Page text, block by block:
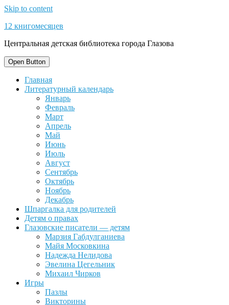
Skip to content
12 книгомесяцев
Центральная детская библиотека города Глазова
Open Button
Главная
Литературный календарь
Январь
Февраль
Март
Апрель
Май
Июнь
Июль
Август
Сентябрь
Октябрь
Ноябрь
Декабрь
Шпаргалка для родителей
Детям о правах
Глазовские писатели — детям
Марзия Габдулганиева
Майя Московкина
Надежда Нелидова
Эвелина Цегельник
Михаил Чирков
Игры
Пазлы
Викторины